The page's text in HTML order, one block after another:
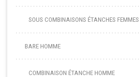
SOUS COMBINAISONS ÉTANCHES FEMMES
BARE HOMME
COMBINAISON ÉTANCHE HOMME